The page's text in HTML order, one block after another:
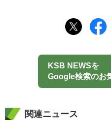
KSB NEWSを
Google検索のお
関連ニュース